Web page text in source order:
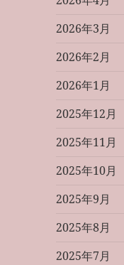
2026年3月
2026年2月
2026年1月
2025年12月
2025年11月
2025年10月
2025年9月
2025年8月
2025年7月